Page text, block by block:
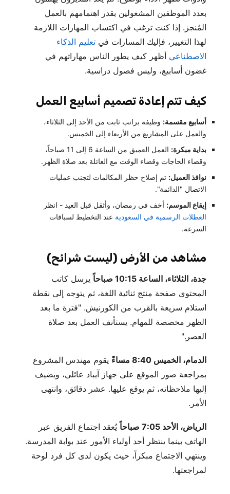
بعدد الموظفين المشغولين بقدر اهتمامهم بالعمل
المُنجز. إذا كنت ترغب في اكتساب المهارات اللازمة
لهذا التغيير، فإليك المسارات في تعليم الذكاء
الاصطناعي أظهر كيف يطور الناس مهاراتهم في
غضون أسابيع، وليس فصول دراسية.
كيف تتم إعادة تصميم أسابيع العمل
أسابيع مقسمة: وظيفة براتب ثابت من الأحد إلى الثلاثاء،
والعمل على المشاريع من الأربعاء إلى الخميس.
بداية مبكرة:
العمل العميق من الساعة 6 إلى 11 صباحاً،
وقضاء الحاجات وقضاء الوقت مع العائلة بعد صلاة الظهر.
نوافذ العميل: تم إصلاح حظر المكالمات لتجنب عمليات
الاتصال "الدائمة".
إيقاع الموسم: أخف في رمضان، وأثقل قبل العيد - انظر
العطلات الرسمية في السعودية عند التخطيط لسباقات
السرعة.
مشاهد من الأرض (ليست شرائح)
جدة، الثلاثاء، الساعة 10:15 صباحاً
يرسل كاتب
المحتوى صفحة منتج ثنائية اللغة، ثم يتوجه إلى نقطة
استلام سريعة بالقرب من الكورنيش. "فترة ما بعد
الظهر مخصصة للمهام. يستأنف العمل بعد صلاة
العصر."
الدمام، الخميس 8:40 مساءً
يقوم مهندس المشروع
بمراجعة صور الموقع على جهاز آيباد عائلي، ويضيف
إليها ملاحظاته، ثم يوقع عليها. عشر دقائق، وانتهى
الأمر.
الرياض، الأحد 7:05 صباحاً
يُعقد اجتماع الفريق عبر
الهاتف بينما ينتظر أحد أولياء الأمور عند بوابة المدرسة.
وينتهي الاجتماع مبكراً، حيث يكون لدى كل فرد لوحة
لمراجعتها.